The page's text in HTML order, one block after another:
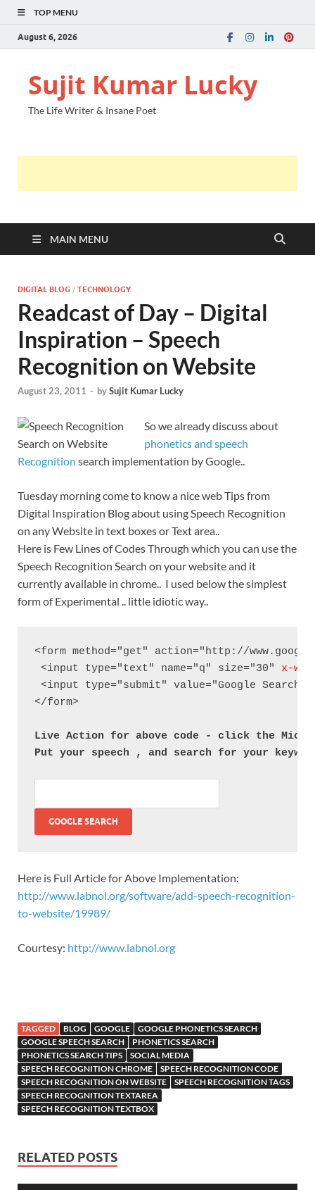
TOP MENU
August 6, 2026
Sujit Kumar Lucky
The Life Writer & Insane Poet
MAIN MENU
DIGITAL BLOG / TECHNOLOGY
Readcast of Day – Digital
Inspiration – Speech
Recognition on Website
August 23, 2011 - bySujit Kumar Lucky
So we already discuss about
phonetics and speech
Recognition search implementation by Google..
Tuesday morning come to know a nice web Tips from
Digital Inspiration Blog about using Speech Recognition
on any Website in text boxes or Text area..
Here is Few Lines of Codes Through which you can use the
Speech Recognition Search on your website and it
currently available in chrome.. I used below the simplest
form of Experimental .. little idiotic way..
<form method="get" action="http://
<input type="text" name="q" size="30" x-
<input type="submit" value="Google Search"
</form>
Live Action for above code - click the Mic
Put your speech , and search for your
Here is Full Article for Above Implementation:
http://www.labnol.org/software/add-speech-recognition-
to-website/19989/
Courtesy: http://www.labnol.org
TAGGED BLOG GOOGLE
GOOGLE PHONETICS SEARCH
GOOGLE SPEECH SEARCH
PHONETICS SEARCH
PHONETICS SEARCH TIPS
SOCIAL MEDIA
SPEECH RECOGNITION CHROME
SPEECH RECOGNITION CODE
SPEECH RECOGNITION ON WEBSITE
SPEECH RECOGNITION TAGS
SPEECH RECOGNITION TEXTAREA
SPEECH RECOGNITION TEXTBOX
RELATED POSTS